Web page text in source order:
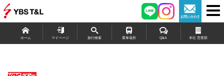
ホーム マイページ 旅行検索 乗車場所 Q&A 本社 営業部